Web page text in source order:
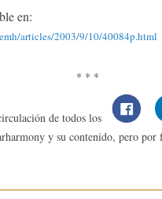
en:
articles/2003/9/10/40084p.html
* * *
de todos los
y su contenido, pero